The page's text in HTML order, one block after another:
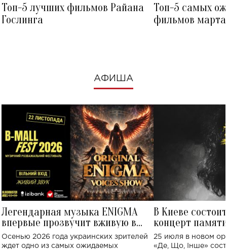
Топ-5 лучших фильмов Райана
Гослинга
Топ-5 самых
фильмов
АФИША
Легендарная музыка ENIGMA
впервые прозвучит вживую в
Украине: где состоится концерт
Осенью 2026 года украинских зрителей
ждет одно из самых ожидаемых
В Киеве
концерт
Клименко:
исполнят песни
25 июля в новом
«Де, Що, Інше»